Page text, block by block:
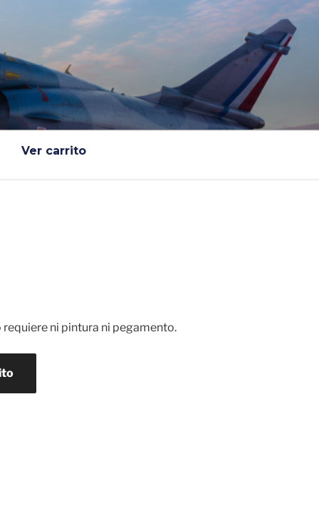
Ver carrito
ni pintura ni pegamento.